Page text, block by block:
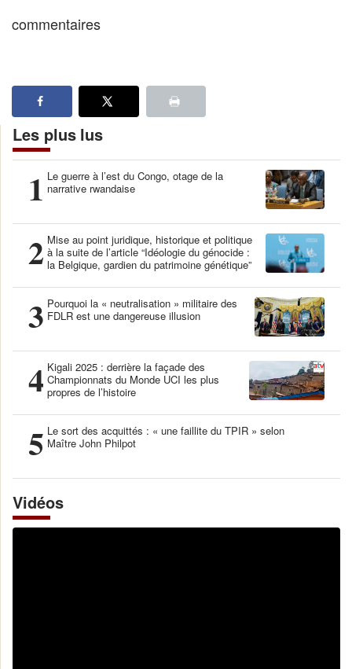
commentaires
Les plus lus
1 Le guerre à l’est du Congo, otage de la
narrative rwandaise
2 Mise au point juridique, historique et politique
à la suite de l’article “Idéologie du génocide :
la Belgique, gardien du patrimoine génétique”
3 Pourquoi la « neutralisation » militaire des
FDLR est une dangereuse illusion
4 Kigali 2025 : derrière la façade des
Championnats du Monde UCI les plus
propres de l’histoire
5 Le sort des acquittés : « une faillite du TPIR » selon
Maître John Philpot
Vidéos